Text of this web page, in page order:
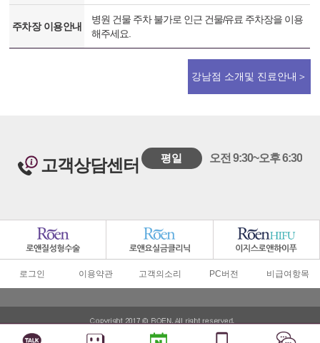
주차장 이용안내
병원 건물 주차 불가로 인근 건물/유료 주차장을 이용
해주세요.
강남점 소개및 진료안내＞
고객상담센터 평일 오전 9:30~오후 6:30
로그인 이용약관 고객의소리 PC버전 비급여항목